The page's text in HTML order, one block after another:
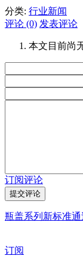
分类: 行业新闻
评论 (0) 发表评论
本文目前尚
订阅评论
瓶盖系列新标准通
订阅